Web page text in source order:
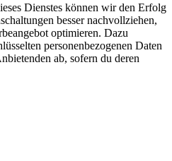
Dienstes können wir den Erfolg
besser nachvollziehen,
optimieren. Dazu
personenbezogenen Daten
ab, sofern du deren